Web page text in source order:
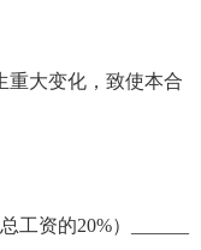
重大变化，致使本合
资的20%）______